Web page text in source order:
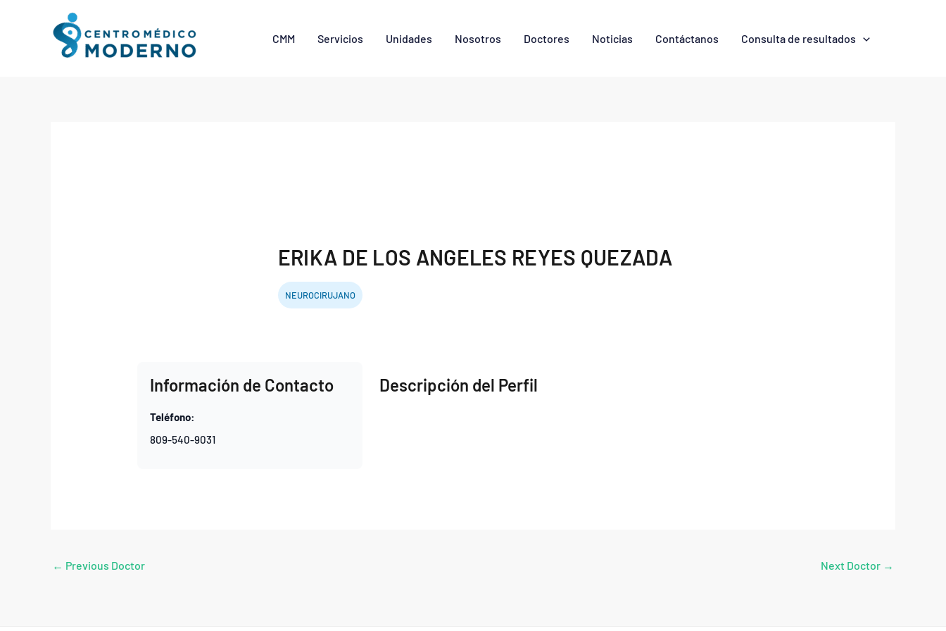
CMM Servicios Unidades Nosotros Doctores Noticias Contáctanos Consulta de resultados
ERIKA DE LOS ANGELES REYES QUEZADA
NEUROCIRUJANO
Información de Contacto
Teléfono:
809-540-9031
Descripción del Perfil
← Previous Doctor Next Doctor →